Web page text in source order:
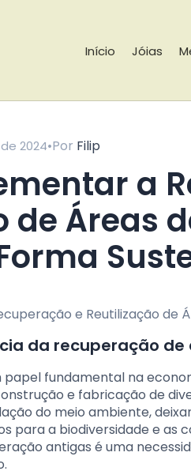
Início Jóias
2024•Por Filip
de Áreas
da recuperação
fundamental na
e fabricação de
do meio ambiente,
para a biodiversidade e as
antigas é uma